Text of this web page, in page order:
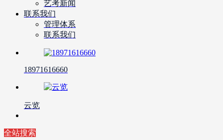
艺考新闻
联系我们
管理体系
联系我们
18971616660
云览
全站搜索